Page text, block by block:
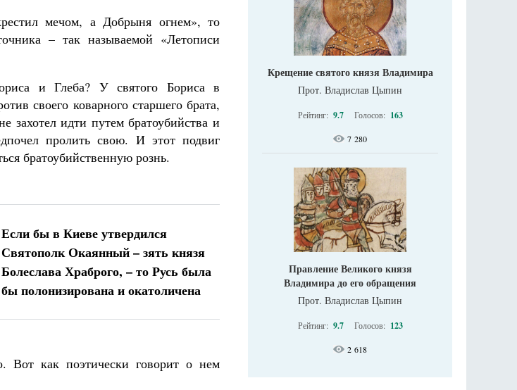
мечом, а Добрыня огнем», то
– так называемой «Летописи
и Глеба? У святого Бориса в
своего коварного старшего брата,
захотел идти путем братоубийства и
пролить свою. И этот подвиг
братоубийственную рознь.
Если бы в Киеве утвердился
Святополк Окаянный – зять князя
Болеслава Храброго, – то Русь была
бы полонизирована и окатоличена
Вот как поэтически говорит о нем
Крещение святого князя Владимира
Прот. Владислав Цыпин
Рейтинг: 9.7 Голосов: 163
7 280
Правление Великого князя
Владимира до его обращения
Прот. Владислав Цыпин
Рейтинг: 9.7 Голосов: 123
2 618